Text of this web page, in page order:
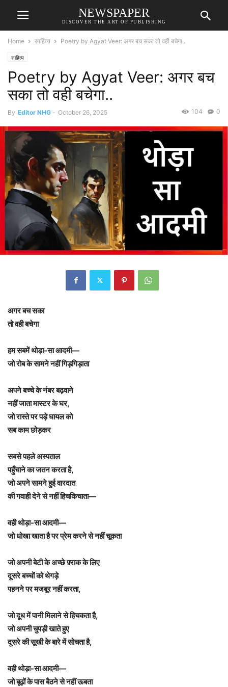
NEWSPAPER
DISCOVER THE ART OF PUBLISHING
Home साहित्य Poetry by Agyat Veer: अगर बच सका तो वही बचेगा..
साहित्य
Poetry by Agyat Veer: अगर बच
सका तो वही बचेगा..
By Editor NHG - October 26, 2025 0
104
अगर बच सका
तो वही बचेगा
हम सबमें थोड़ा-सा आदमी—
जो रोब के सामने नहीं गिड़गिड़ाता
अपने बच्चे के नंबर बढ़वाने
नहीं जाता मास्टर के घर,
जो रास्ते पर पड़े घायल को
सब काम छोड़कर
सबसे पहले अस्पताल
पहुँचाने का जतन करता है,
जो अपने सामने हुई वारदात
की गवाही देने से नहीं हिचकिचाता—
वही थोड़ा-सा आदमी—
जो धोखा खाता है पर प्रेम करने से नहीं चूकता
जो अपनी बेटी के अच्छे फ़्राक के लिए
दूसरे बच्चों को थेगड़े
पहनने पर मजबूर नहीं करता,
जो दूध में पानी मिलाने से हिचकता है,
जो अपनी चुपड़ी खाते हुए
दूसरे की सूखी के बारे में सोचता है,
वही थोड़ा-सा आदमी—
जो बूढ़ों के पास बैठने से नहीं ऊबता